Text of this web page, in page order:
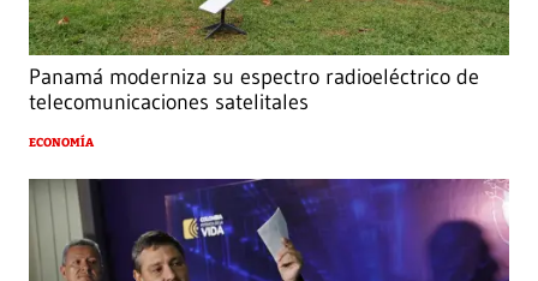
Panamá moderniza su espectro radioeléctrico de
telecomunicaciones satelitales
ECONOMÍA